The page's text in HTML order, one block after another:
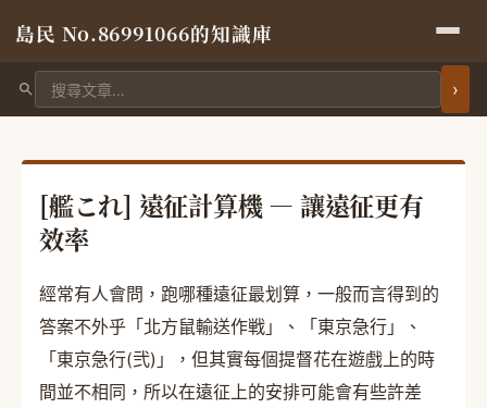
島民 No.86991066的知識庫
搜尋文章
[艦これ] 遠征計算機 — 讓遠征更有
效率
經常有人會問，跑哪種遠征最划算，一般而言得到的
答案不外乎「北方鼠輸送作戦」、「東京急行」、
「東京急行(弐)」，但其實每個提督花在遊戲上的時
間並不相同，所以在遠征上的安排可能會有些許差